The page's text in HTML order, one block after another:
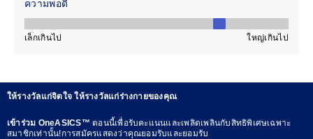
ให้รางวัลแก่จิตใจ ให้รางวัลแก่ร่างกายของคุณ
เข้าร่วม OneASICS™ตอนนี้เพื่อรับคะแนนและเพลิดเพลินกับสิทธิพิเศษเฉพาะ
สมาชิกเท่านั้น!การสมัครแสดงว่าคุณยอมรับและยอมรับ